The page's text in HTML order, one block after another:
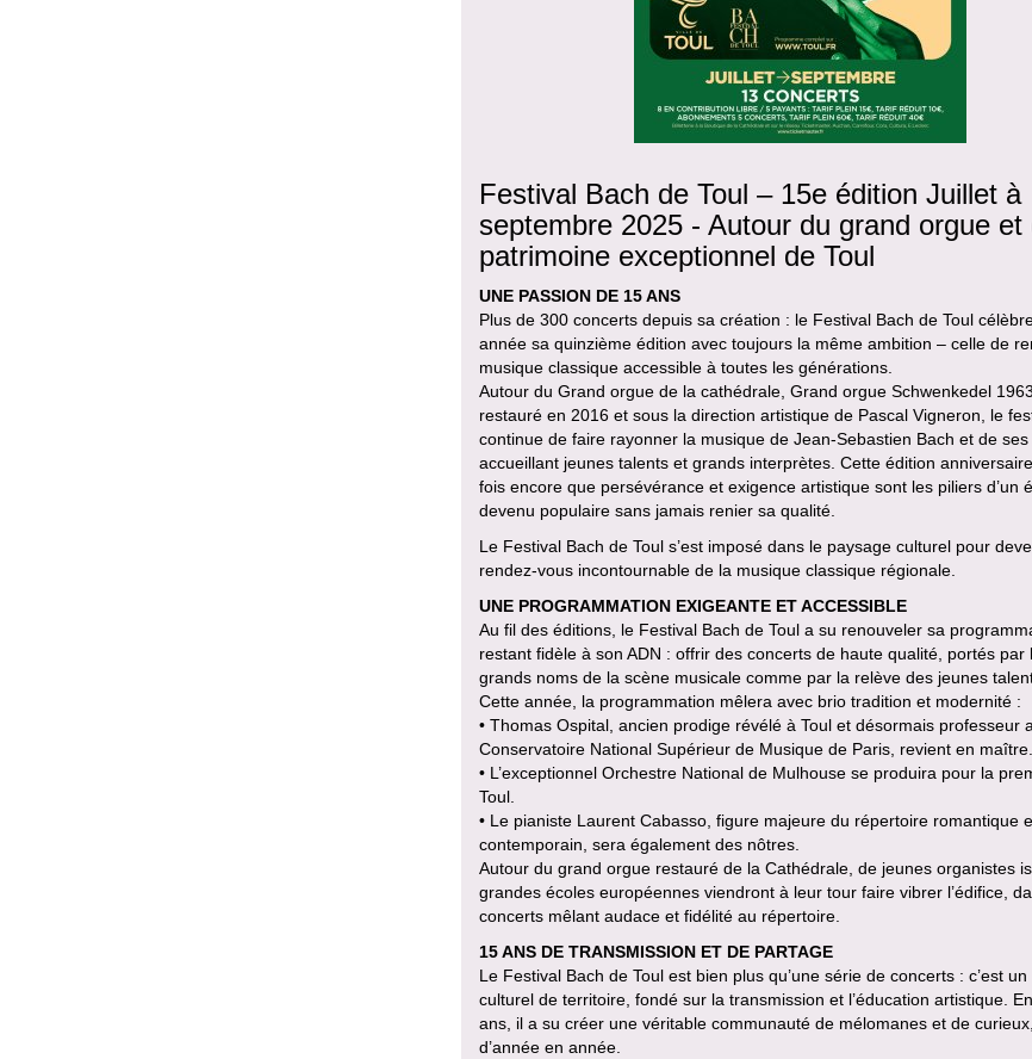
Festival Bach de Toul – 15e édition Juillet à
septembre 2025 - Autour du grand orgue et
patrimoine exceptionnel de Toul
UNE PASSION DE 15 ANS
Plus de 300 concerts depuis sa création : le Festival Bach de Toul
année sa quinzième édition avec toujours la même ambition – celle de
musique classique accessible à toutes les générations.
Autour du Grand orgue de la cathédrale, Grand orgue Schwenkedel
restauré en 2016 et sous la direction artistique de Pascal Vigneron, le
continue de faire rayonner la musique de Jean-Sebastien Bach et de
accueillant jeunes talents et grands interprètes. Cette édition
fois encore que persévérance et exigence artistique sont les piliers d’un
devenu populaire sans jamais renier sa qualité.
Le Festival Bach de Toul s’est imposé dans le paysage culturel pour
rendez-vous incontournable de la musique classique régionale.
UNE PROGRAMMATION EXIGEANTE ET ACCESSIBLE
Au fil des éditions, le Festival Bach de Toul a su renouveler sa
restant fidèle à son ADN : offrir des concerts de haute qualité, portés par
grands noms de la scène musicale comme par la relève des jeunes
Cette année, la programmation mêlera avec brio tradition et modernité :
• Thomas Ospital, ancien prodige révélé à Toul et désormais professeur
Conservatoire National Supérieur de Musique de Paris, revient en maître.
• L’exceptionnel Orchestre National de Mulhouse se produira pour la
Toul.
• Le pianiste Laurent Cabasso, figure majeure du répertoire romantique
contemporain, sera également des nôtres.
Autour du grand orgue restauré de la Cathédrale, de jeunes organistes
grandes écoles européennes viendront à leur tour faire vibrer l’édifice,
concerts mêlant audace et fidélité au répertoire.
15 ANS DE TRANSMISSION ET DE PARTAGE
Le Festival Bach de Toul est bien plus qu’une série de concerts : c’est
culturel de territoire, fondé sur la transmission et l’éducation artistique.
ans, il a su créer une véritable communauté de mélomanes et de
d’année en année.